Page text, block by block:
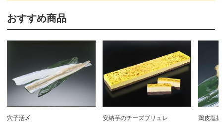
おすすめ商品
穴子活〆 安納芋のチーズブリュレ 鶏皮塩